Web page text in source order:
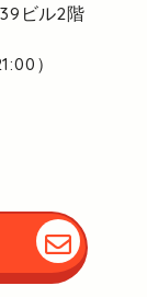
ビル2階
）